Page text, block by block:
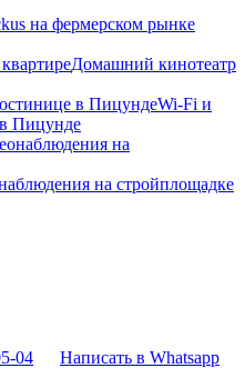
на фермерском рынке
Домашний кинотеатр
Wi-Fi и
Пицунде
на стройплощадке
04
Написать в Whatsapp